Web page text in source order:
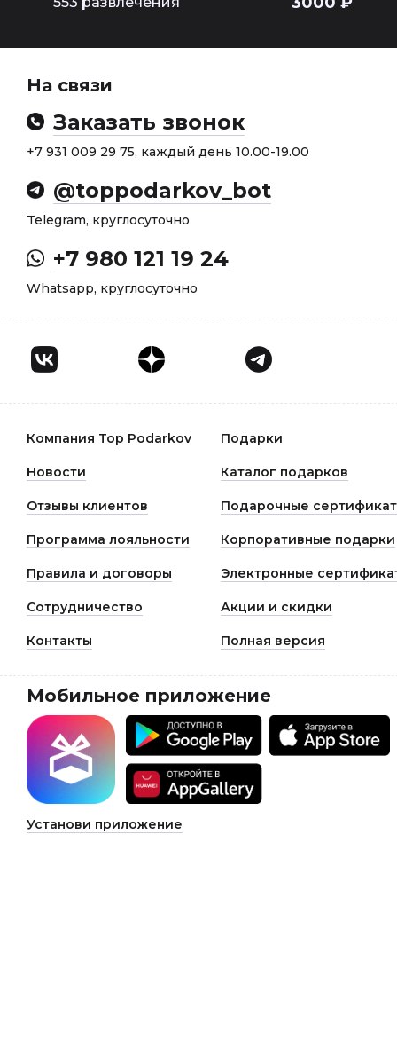
На связи
Заказать звонок
+7 931 009 29 75, каждый день 10.00-19.00
@toppodarkov_bot
Telegram, круглосуточно
+7 980 121 19 24
Whatsapp, круглосуточно
Компания Top Podarkov Подарки
Новости Каталог подарков
Отзывы клиентов Подарочные
Программа лояльности Корпоративные подарки
Правила и договоры Электронные
Сотрудничество Акции и скидки
Контакты Полная версия
Мобильное приложение
Установи приложение